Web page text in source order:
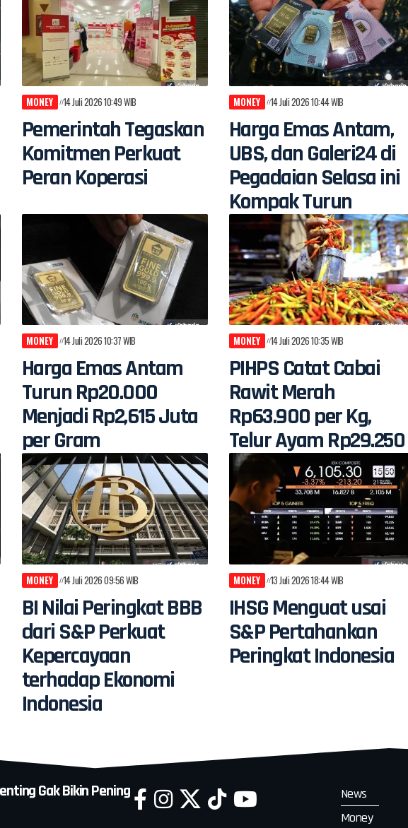
MONEY 14 Juli 2026 10:49 WIB
Pemerintah Tegaskan
Komitmen Perkuat
Peran Koperasi
MONEY 14 Juli 2026 10:44 WIB
Harga Emas Antam,
UBS, dan Galeri24 di
Pegadaian Selasa ini
Kompak Turun
MONEY 14 Juli 2026 10:37 WIB
Harga Emas Antam
Turun Rp20.000
Menjadi Rp2,615 Juta
per Gram
MONEY 14 Juli 2026 10:35 WIB
PIHPS Catat Cabai
Rawit Merah
Rp63.900 per Kg,
Telur Ayam Rp29.250
MONEY 14 Juli 2026 09:56 WIB
BI Nilai Peringkat BBB
dari S&P Perkuat
Kepercayaan
terhadap Ekonomi
Indonesia
MONEY 13 Juli 2026 18:44 WIB
IHSG Menguat usai
S&P Pertahankan
Peringkat Indonesia
Gak Bikin Pening
News
Money